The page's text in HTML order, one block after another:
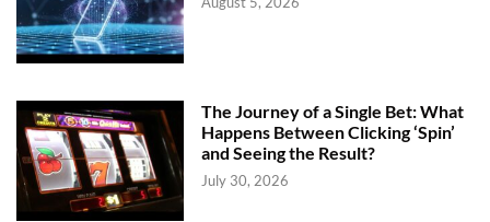
The Journey of a Single Bet: What
Happens Between Clicking ‘Spin’
and Seeing the Result?
July 30, 2026